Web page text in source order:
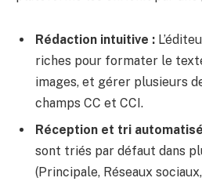
Rédaction intuitive :
riches pour formater le
images, et gérer plusieurs
champs CC et CCI.
Réception et tri
sont triés par défaut dans
(Principale, Réseaux